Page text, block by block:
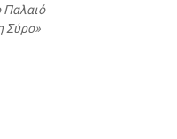
Παλαιό
Σύρο